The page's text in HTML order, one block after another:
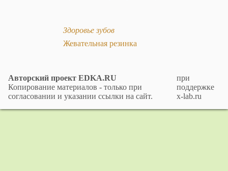
Здоровье зубов
Жевательная резинка
Авторский проект EDKA.RU
Копирование материалов - только при
согласовании и указании ссылки на сайт.
при
поддержке
x-lab.ru